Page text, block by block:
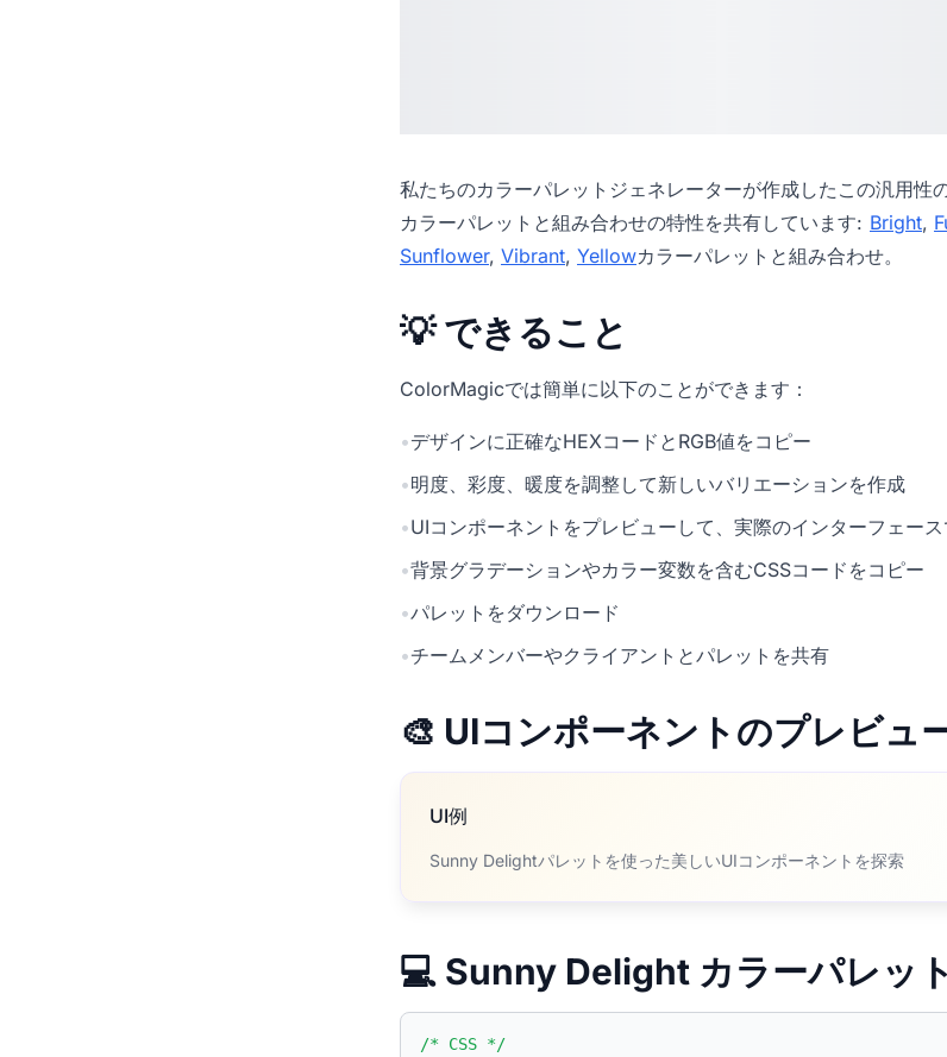
私たちのカラーパレットジェネレーターが作成したこの汎用性
カラーパレットと組み合わせの特性を共有しています: Bright,
Sunflower, Vibrant, Yellowカラーパレットと組み合わせ。
💡 できること
ColorMagicでは簡単に以下のことができます：
•デザインに正確なHEXコードとRGB値をコピー
•明度、彩度、暖度を調整して新しいバリエーションを作成
•UIコンポーネントをプレビューして、実際のインターフェー
•背景グラデーションやカラー変数を含むCSSコードをコピー
•パレットをダウンロード
•チームメンバーやクライアントとパレットを共有
🎨 UIコンポーネントのプレビュ
UI例
Sunny Delightパレットを使った美しいUIコンポーネントを探索
💻 Sunny Delight カラーパレッ
/* CSS */